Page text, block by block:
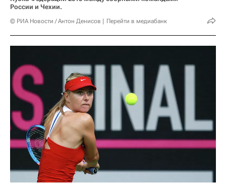
России и Чехии.
© РИА Новости / Антон Денисов Перейти в медиабанк